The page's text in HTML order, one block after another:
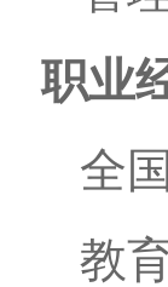
职业
全
教